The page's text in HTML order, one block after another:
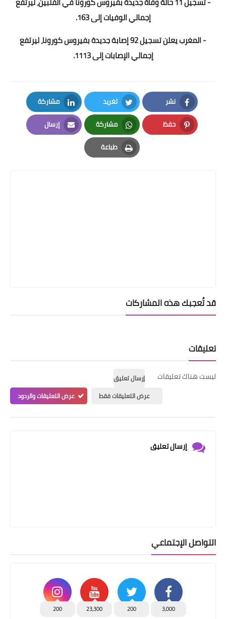
إجمالي الوفيات إلى 163.
- المغرب يعلن تسجيل 92 إصابة جديدة بفيروس كورونا، ليرتفع
إجمالي الإصابات إلى 1113.
نشر
Facebook
تغريد
Twitter
مشاركة
LinkedIn
حفظ
Pinterest
مشاركة
Whatsapp
إرسال
Email
طباعة
Print
قد تُعجبك هذه المشاركات
تعليقات
ليست هناك تعليقات
إرسال تعليق
عرض التعليقات فقط
عرض التعليقات والردود
إرسال تعليق
التواصل الإجتماعي
3,000
200
23,300
200